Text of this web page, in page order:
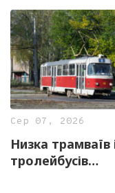
Сер 07, 2026
Низка трамваїв
тролейбусів